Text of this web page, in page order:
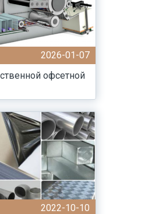
2026-01-07
офсетной
2022-10-10